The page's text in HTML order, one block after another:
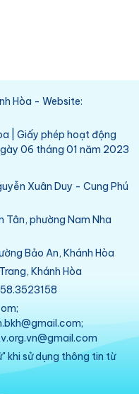
Hòa - Website:
| Giấy phép hoạt động
06 tháng 01 năm 2023
Xuân Duy - Cung Phú
Tân, phường Nam Nha
Bảo An, Khánh Hòa
Khánh Hòa
khi sử dụng thông tin từ